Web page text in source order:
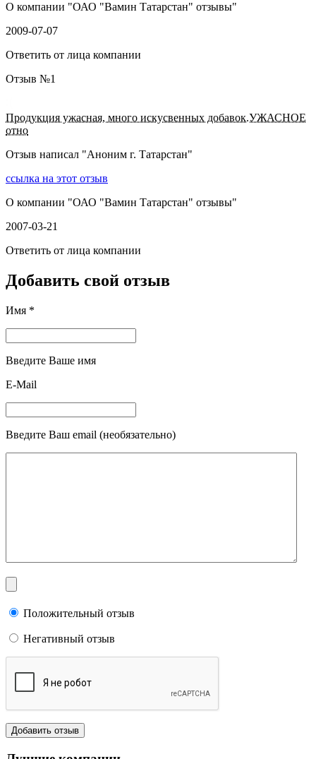
О компании "ОАО "Вамин Татарстан" отзывы"
2009-07-07
Ответить от лица компании
Отзыв №1
Продукция ужасная, много искусвенных добавок.УЖАСНОЕ
отно
Отзыв написал "Аноним г. Татарстан"
ссылка на этот отзыв
О компании "ОАО "Вамин Татарстан" отзывы"
2007-03-21
Ответить от лица компании
Добавить свой отзыв
Имя *
Введите Ваше имя
E-Mail
Введите Ваш email (необязательно)
Положительный отзыв
Негативный отзыв